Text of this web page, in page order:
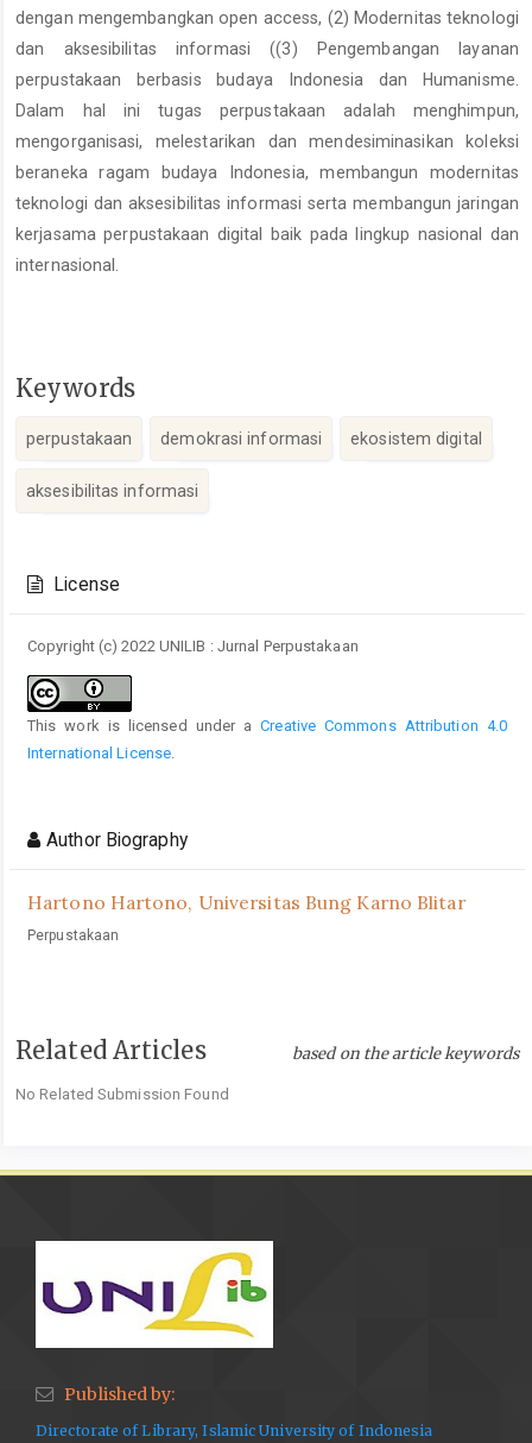
dengan mengembangkan open access, (2) Modernitas teknologi
dan aksesibilitas informasi ((3) Pengembangan layanan
perpustakaan berbasis budaya Indonesia dan Humanisme.
Dalam hal ini tugas perpustakaan adalah menghimpun,
mengorganisasi, melestarikan dan mendesiminasikan koleksi
beraneka ragam budaya Indonesia, membangun modernitas
teknologi dan aksesibilitas informasi serta membangun jaringan
kerjasama perpustakaan digital baik pada lingkup nasional dan
internasional.
Keywords
perpustakaan demokrasi informasi ekosistem digital
aksesibilitas informasi
Details
License
Copyright (c) 2022 UNILIB : Jurnal Perpustakaan
This work is licensed under aCreative Commons Attribution 4.0
International License.
Author Biography
Hartono Hartono, Universitas Bung Karno Blitar
Perpustakaan
Related Articles based on the article keywords
No Related Submission Found
Published by:
Directorate of Library, Islamic University of Indonesia